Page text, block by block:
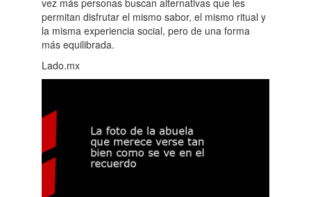
permitan disfrutar el mismo sabor, el mismo ritual y
la misma experiencia social, pero de una forma
más equilibrada.
Lado.mx